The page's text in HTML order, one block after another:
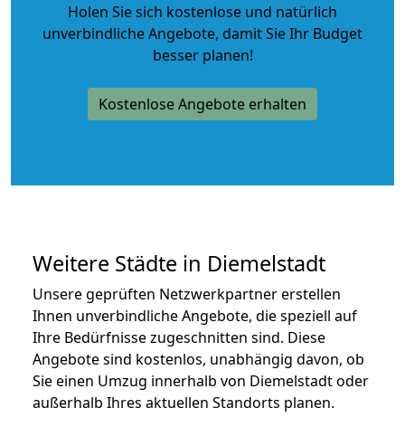
Holen Sie sich kostenlose und natürlich
unverbindliche Angebote, damit Sie Ihr Budget
besser planen!
Kostenlose Angebote erhalten
Weitere Städte in Diemelstadt
Unsere geprüften Netzwerkpartner erstellen
Ihnen unverbindliche Angebote, die speziell auf
Ihre Bedürfnisse zugeschnitten sind. Diese
Angebote sind kostenlos, unabhängig davon, ob
Sie einen Umzug innerhalb von Diemelstadt oder
außerhalb Ihres aktuellen Standorts planen.